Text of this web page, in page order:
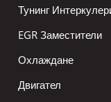
Тунинг
EGR Заместители
Охлаждане
Двигател